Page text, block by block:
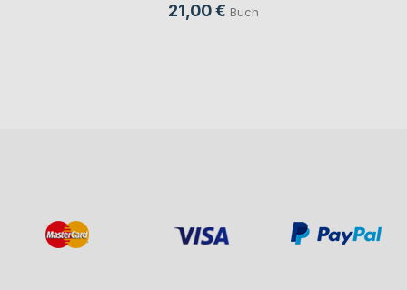
21,00 € Buch